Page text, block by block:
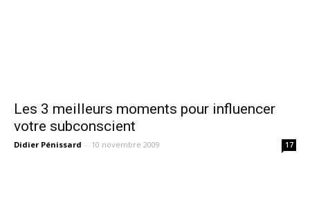
Les 3 meilleurs moments pour influencer
votre subconscient
Didier Pénissard - 10 novembre 2009 17